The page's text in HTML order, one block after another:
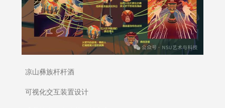
凉山彝族杆杆酒
可视化交互装置设计